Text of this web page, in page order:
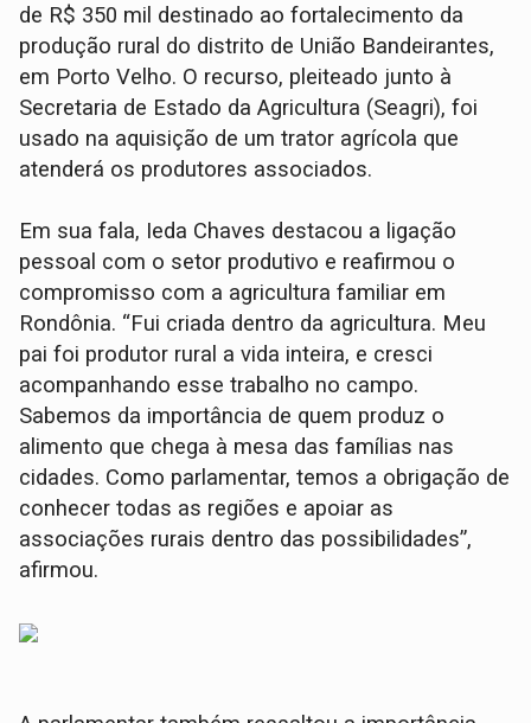
de R$ 350 mil destinado ao fortalecimento da
produção rural do distrito de União Bandeirantes,
em Porto Velho. O recurso, pleiteado junto à
Secretaria de Estado da Agricultura (Seagri), foi
usado na aquisição de um trator agrícola que
atenderá os produtores associados.
Em sua fala, Ieda Chaves destacou a ligação
pessoal com o setor produtivo e reafirmou o
compromisso com a agricultura familiar em
Rondônia. “Fui criada dentro da agricultura. Meu
pai foi produtor rural a vida inteira, e cresci
acompanhando esse trabalho no campo.
Sabemos da importância de quem produz o
alimento que chega à mesa das famílias nas
cidades. Como parlamentar, temos a obrigação de
conhecer todas as regiões e apoiar as
associações rurais dentro das possibilidades”,
afirmou.